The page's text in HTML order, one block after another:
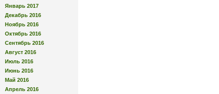
Январь 2017
Декабрь 2016
Ноябрь 2016
Октябрь 2016
Сентябрь 2016
Август 2016
Июль 2016
Июнь 2016
Май 2016
Апрель 2016